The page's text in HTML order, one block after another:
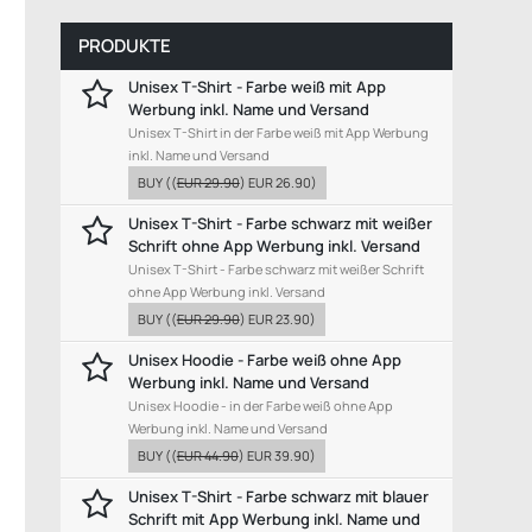
PRODUKTE
Unisex T-Shirt - Farbe weiß mit App
Werbung inkl. Name und Versand
Unisex T-Shirt in der Farbe weiß mit App Werbung
inkl. Name und Versand
BUY ((EUR 29.90) EUR 26.90)
Unisex T-Shirt - Farbe schwarz mit weißer
Schrift ohne App Werbung inkl. Versand
Unisex T-Shirt - Farbe schwarz mit weißer Schrift
ohne App Werbung inkl. Versand
BUY ((EUR 29.90) EUR 23.90)
Unisex Hoodie - Farbe weiß ohne App
Werbung inkl. Name und Versand
Unisex Hoodie - in der Farbe weiß ohne App
Werbung inkl. Name und Versand
BUY ((EUR 44.90) EUR 39.90)
Unisex T-Shirt - Farbe schwarz mit blauer
Schrift mit App Werbung inkl. Name und